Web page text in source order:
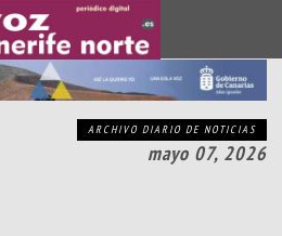
ARCHIVO DIARIO DE NOTICIAS
mayo 07, 2026